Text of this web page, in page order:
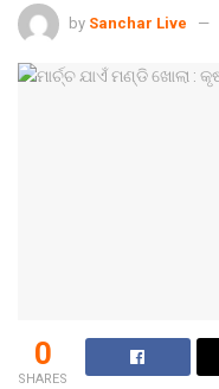
by Sanchar Live
0
SHARES